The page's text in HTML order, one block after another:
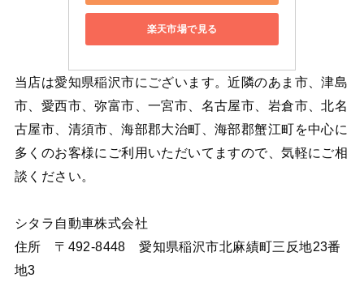
楽天市場で見る
当店は愛知県稲沢市にございます。近隣のあま市、津島
市、愛西市、弥富市、一宮市、名古屋市、岩倉市、北名
古屋市、清須市、海部郡大治町、海部郡蟹江町を中心に
多くのお客様にご利用いただいてますので、気軽にご相
談ください。
シタラ自動車株式会社
住所 〒492-8448 愛知県稲沢市北麻績町三反地23番
地3